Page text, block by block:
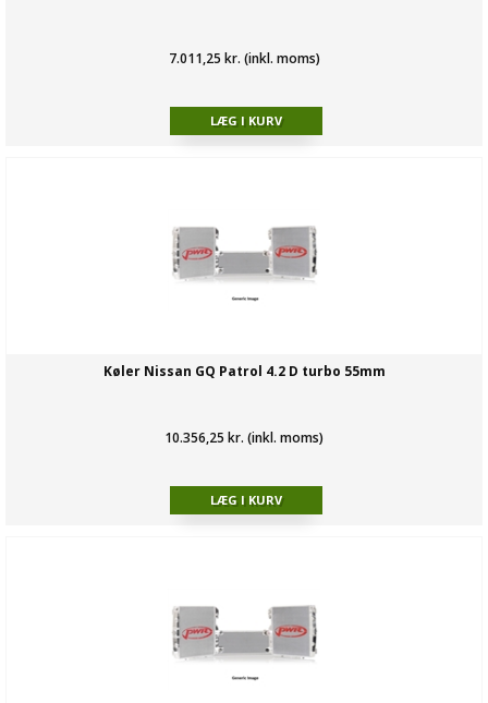
7.011,25 kr. (inkl. moms)
Køler Nissan GQ Patrol 4.2 D turbo 55mm
10.356,25 kr. (inkl. moms)